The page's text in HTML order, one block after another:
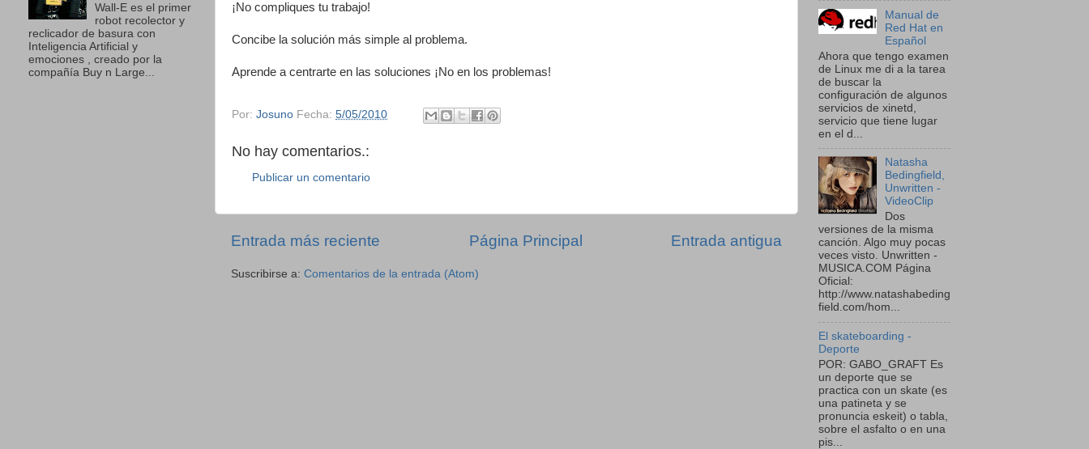
¡No compliques tu trabajo!
Concibe la solución más simple al problema.
Aprende a centrarte en las soluciones ¡No en los problemas!
Por: Josuno Fecha: 5/05/2010
No hay comentarios.:
Publicar un comentario
Entrada más reciente Entrada antigua
Página Principal
Suscribirse a: Comentarios de la entrada (Atom)
Wall-E es el primer
robot recolector y
reclicador de basura con
Inteligencia Artificial y
emociones , creado por la
compañía Buy n Large...
Manual de
Red Hat en
Español
Ahora que tengo examen
de Linux me di a la tarea
de buscar la
configuración de algunos
servicios de xinetd,
servicio que tiene lugar
en el d...
Natasha
Bedingfield,
Unwritten -
VideoClip
Dos
versiones de la misma
canción. Algo muy pocas
veces visto. Unwritten -
MUSICA.COM Página
Oficial:
http://www.natashabeding
field.com/hom...
El skateboarding -
Deporte
POR: GABO_GRAFT Es
un deporte que se
practica con un skate (es
una patineta y se
pronuncia eskeit) o tabla,
sobre el asfalto o en una
pis...